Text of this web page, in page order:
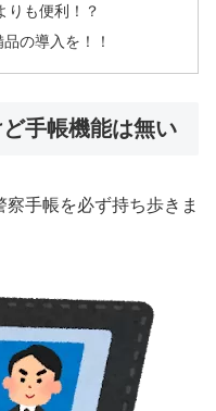
も便利！？
の導入を！！
手帳機能は無い
手帳を必ず持ち歩きま